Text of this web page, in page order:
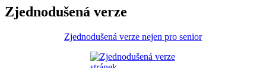
Zjednodušená verze
Zjednodušená verze nejen pro senior